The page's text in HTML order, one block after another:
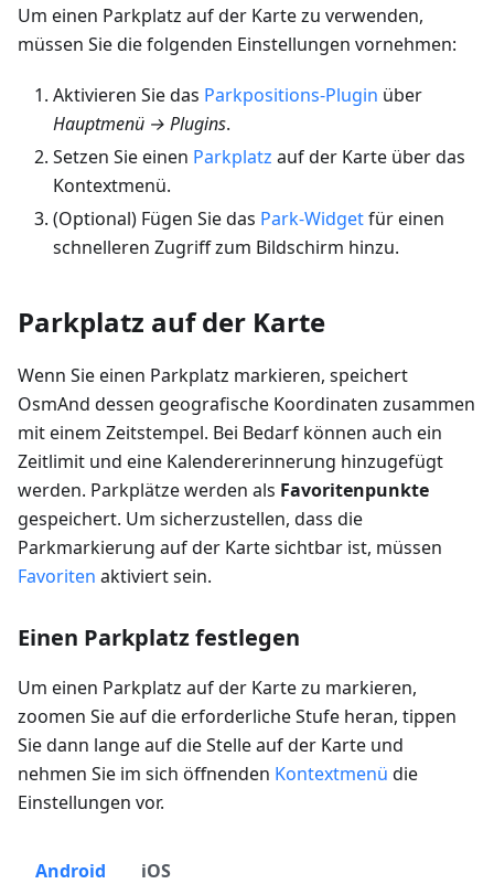
Um einen Parkplatz auf der Karte zu verwenden,
müssen Sie die folgenden Einstellungen vornehmen:
Aktivieren Sie das Parkpositions-Plugin über
Hauptmenü → Plugins.
Setzen Sie einen Parkplatz auf der Karte über das
Kontextmenü.
(Optional) Fügen Sie das Park-Widgetfür einen
schnelleren Zugriff zum Bildschirm hinzu.
Parkplatz auf der Karte
Wenn Sie einen Parkplatz markieren, speichert
OsmAnd dessen geografische Koordinaten zusammen
mit einem Zeitstempel. Bei Bedarf können auch ein
Zeitlimit und eine Kalendererinnerung hinzugefügt
werden. Parkplätze werden als Favoritenpunkte
gespeichert. Um sicherzustellen, dass die
Parkmarkierung auf der Karte sichtbar ist, müssen
Favoriten aktiviert sein.
Einen Parkplatz festlegen
Um einen Parkplatz auf der Karte zu markieren,
zoomen Sie auf die erforderliche Stufe heran, tippen
Sie dann lange auf die Stelle auf der Karte und
nehmen Sie im sich öffnenden Kontextmenü die
Einstellungen vor.
Android iOS